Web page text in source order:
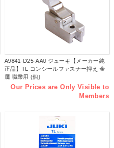
A9841-D25-AA0 ジューキ【メーカー純
正品】TL コンシールファスナー押え 金
属 職業用 (個)
Our Prices are Only Visible to
Members